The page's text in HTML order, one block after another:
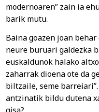
modernoaren” zain ia
barik mutu.
Baina goazen joan
neure buruari galdezka
euskaldunok halako
zaharrak dioena ote da
biltzaile, seme
antzinatik bildu dutena